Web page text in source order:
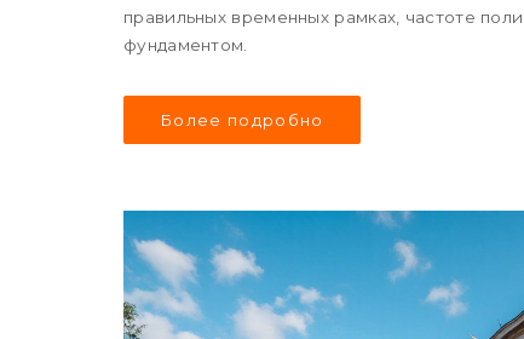
правильных временных рамках, частоте
фундаментом.
Более подробно